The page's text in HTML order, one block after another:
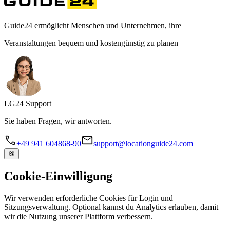
Guide24 ermöglicht Menschen und Unternehmen, ihre
Veranstaltungen bequem und kostengünstig zu planen
LG24 Support
Sie haben Fragen, wir antworten.
+49 941 604868-90 support@locationguide24.com
🍪
Cookie-Einwilligung
Wir verwenden erforderliche Cookies für Login und
Sitzungsverwaltung. Optional kannst du Analytics erlauben, damit
wir die Nutzung unserer Plattform verbessern.